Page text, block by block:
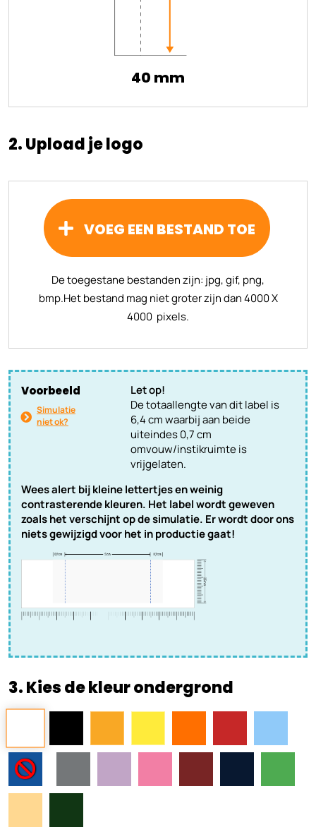
40 mm
2. Upload je logo
VOEG EEN BESTAND TOE
De toegestane bestanden zijn: jpg, gif, png,
bmp.Het bestand mag niet groter zijn dan 4000 X
4000 pixels.
Voorbeeld
Let op!
De totaallengte van dit label is
6,4 cm waarbij aan beide
uiteindes 0,7 cm
omvouw/instikruimte is
vrijgelaten.
Wees alert bij kleine lettertjes en weinig
contrasterende kleuren. Het label wordt geweven
zoals het verschijnt op de simulatie. Er wordt door ons
niets gewijzigd voor het in productie gaat!
Simulatie
niet ok?
3. Kies de kleur ondergrond